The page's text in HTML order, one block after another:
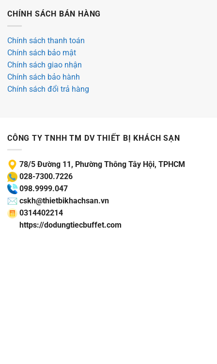
CHÍNH SÁCH BÁN HÀNG
Chính sách thanh toán
Chính sách bảo mật
Chính sách giao nhận
Chính sách bảo hành
Chính sách đổi trả hàng
CÔNG TY TNHH TM DV THIẾT BỊ KHÁCH SẠN
78/5 Đường 11, Phường Thông Tây Hội, TPHCM
028-7300.7226
098.9999.047
cskh@thietbikhachsan.vn
0314402214
https://dodungtiecbuffet.com